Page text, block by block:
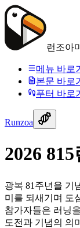
런조아
메뉴 바로
본문 바로
푸터 바로
Runzoa
2026 815
광복 81주년을 기
미를 되새기며 도
참가자들은 러닝
도전과 기념의 의